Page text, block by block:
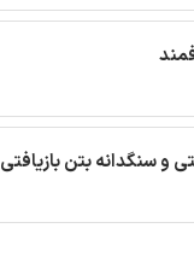
و سنگدانه بتن بازیافتی